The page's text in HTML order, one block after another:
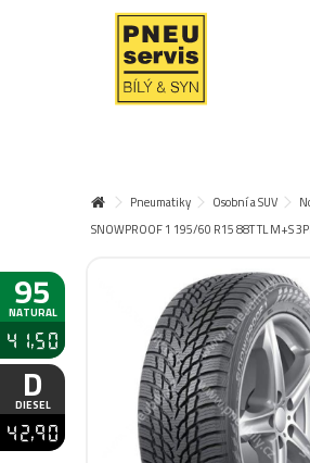
95
NATURAL
41,50
D
DIESEL
42,90
Pneumatiky Osobní a SUV
SNOWPROOF 1 195/60 R15 88T TL M+S